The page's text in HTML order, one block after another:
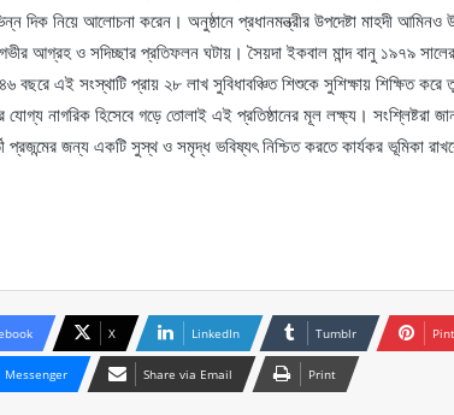
দিক নিয়ে আলোচনা করেন। অনুষ্ঠানে প্রধানমন্ত্রীর উপদেষ্টা মাহদী
আগ্রহ ও সদিচ্ছার প্রতিফলন ঘটায়। সৈয়দা ইকবাল মান্দ বানু ১৯৭৯
বছরে এই সংস্থাটি প্রায় ২৮ লাখ সুবিধাবঞ্চিত শিশুকে সুশিক্ষায় শিক্ষিত করে
যোগ্য নাগরিক হিসেবে গড়ে তোলাই এই প্রতিষ্ঠানের মূল লক্ষ্য। সংশ্লিষ্টরা
প্রজন্মের জন্য একটি সুস্থ ও সমৃদ্ধ ভবিষ্যৎ নিশ্চিত করতে কার্যকর ভূমিকা
X LinkedIn Tumblr
Messenger Share via Email Print